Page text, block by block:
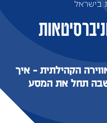
בישראל
הקהילתית - איך
שבה תחל את המסע